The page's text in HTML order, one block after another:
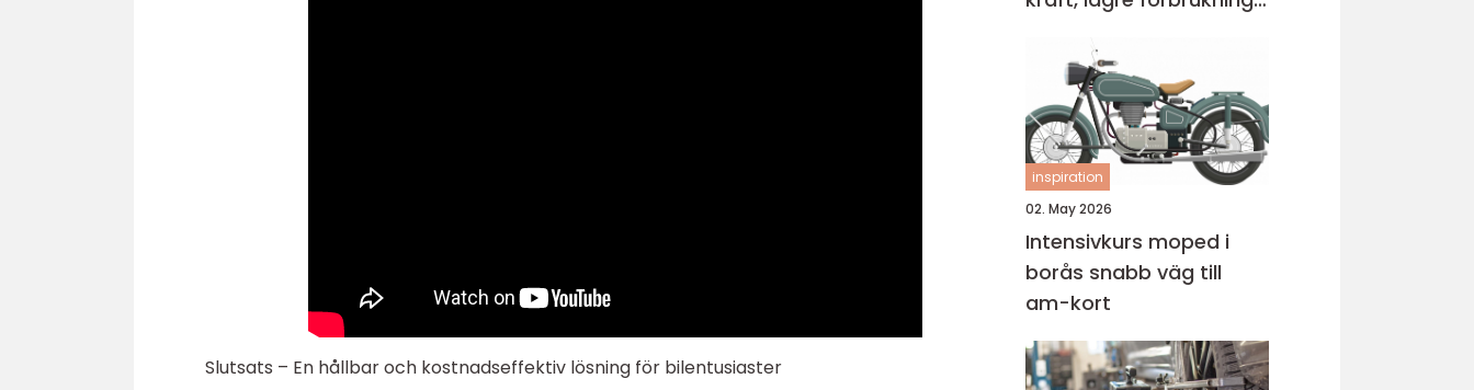
Slutsats – En hållbar och kostnadseffektiv lösning för bilentusiaster
inspiration
02. May 2026
Intensivkurs moped i
borås snabb väg till
am-kort